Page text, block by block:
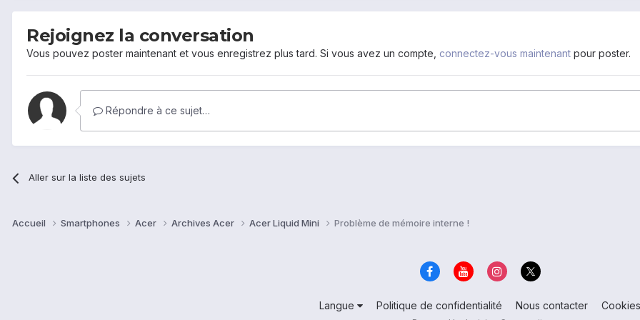
Rejoignez la conversation
Vous pouvez poster maintenant et vous enregistrez plus tard. Si vous avez un compte, connectez-vous maintenant pour poster.
Répondre à ce sujet…
Aller sur la liste des sujets
Accueil Smartphones Acer Archives Acer Acer Liquid Mini Problème de mémoire interne !
Langue Politique de confidentialité Nous contacter Cookies